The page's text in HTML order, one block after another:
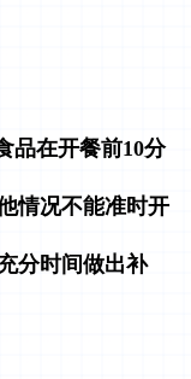
品在开餐前10分
情况不能准时开
分时间做出补